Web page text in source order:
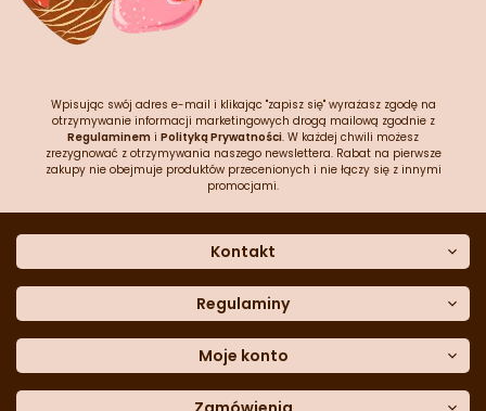
Wpisując swój adres e-mail i klikając "zapisz się" wyrażasz zgodę na
otrzymywanie informacji marketingowych drogą mailową zgodnie z
Regulaminem i Polityką Prywatności. W każdej chwili możesz
zrezygnować z otrzymywania naszego newslettera. Rabat na pierwsze
zakupy nie obejmuje produktów przecenionych i nie łączy się z innymi
promocjami.
Kontakt
Dane kontaktowe
Często zadawane pytania
Sklep stacjonarny
Formularz kontaktowy
Blog
Regulaminy
Polityka prywatności
Polityka cookies
Polityka reklamacji
Moje konto
Moje dane